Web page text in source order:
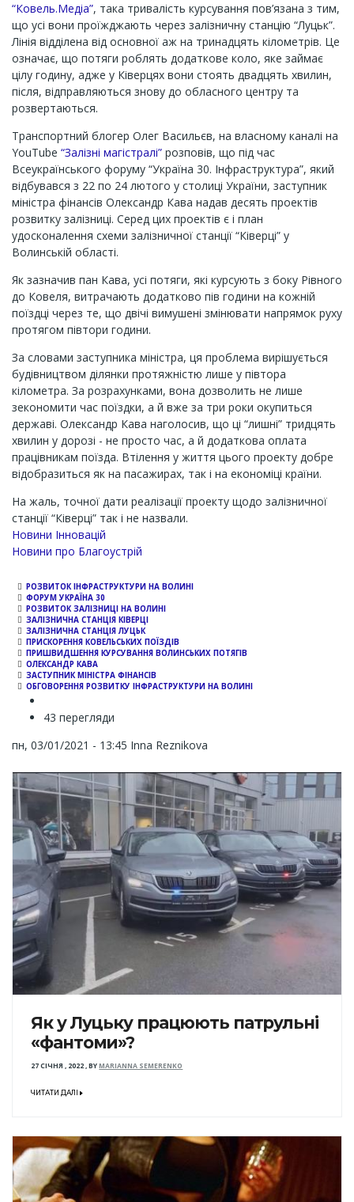
“Ковель.Медіа”, така тривалість курсування пов’язана з тим,
що усі вони проїжджають через залізничну станцію “Луцьк”.
Лінія відділена від основної аж на тринадцять кілометрів. Це
означає, що потяги роблять додаткове коло, яке займає
цілу годину, адже у Ківерцях вони стоять двадцять хвилин,
після, відправляються знову до обласного центру та
розвертаються.
Транспортний блогер Олег Васильєв, на власному каналі на
YouTube “Залізні магістралі” розповів, що під час
Всеукраїнського форуму “Україна 30. Інфраструктура”, який
відбувався з 22 по 24 лютого у столиці України, заступник
міністра фінансів Олександр Кава надав десять проектів
розвитку залізниці. Серед цих проектів є і план
удосконалення схеми залізничної станції “Ківерці” у
Волинській області.
Як зазначив пан Кава, усі потяги, які курсують з боку Рівного
до Ковеля, витрачають додатково пів години на кожній
поїздці через те, що двічі вимушені змінювати напрямок руху
протягом півтори години.
За словами заступника міністра, ця проблема вирішується
будівництвом ділянки протяжністю лише у півтора
кілометра. За розрахунками, вона дозволить не лише
зекономити час поїздки, а й вже за три роки окупиться
державі. Олександр Кава наголосив, що ці “лишні” тридцять
хвилин у дорозі - не просто час, а й додаткова оплата
працівникам поїзда. Втілення у життя цього проекту добре
відобразиться як на пасажирах, так і на економіці країни.
На жаль, точної дати реалізації проекту щодо залізничної
станції “Ківерці” так і не назвали.
Новини Інновацій
Новини про Благоустрій
РОЗВИТОК ІНФРАСТРУКТУРИ НА ВОЛИНІ
ФОРУМ УКРАЇНА 30
РОЗВИТОК ЗАЛІЗНИЦІ НА ВОЛИНІ
ЗАЛІЗНИЧНА СТАНЦІЯ КІВЕРЦІ
ЗАЛІЗНИЧНА СТАНЦІЯ ЛУЦЬК
ПРИСКОРЕННЯ КОВЕЛЬСЬКИХ ПОЇЗДІВ
ПРИШВИДШЕННЯ КУРСУВАННЯ ВОЛИНСЬКИХ ПОТЯГІВ
ОЛЕКСАНДР КАВА
ЗАСТУПНИК МІНІСТРА ФІНАНСІВ
ОБГОВОРЕННЯ РОЗВИТКУ ІНФРАСТРУКТУРИ НА ВОЛИНІ
43 перегляди
пн, 03/01/2021 - 13:45 Inna Reznikova
Як у Луцьку працюють патрульні
«фантоми»?
27 СІЧНЯ , 2022,BYMARIANNA SEMERENKO
ЧИТАТИ ДАЛІ